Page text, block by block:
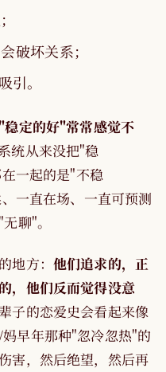
破坏关系；
。
稳定的好"常常感觉不
统从来没把"稳
一起的是"不稳
一直在场、一直可预测
聊"。
地方： 他们追求的，正
，他们反而觉得没意
子的恋爱史会看起来像
早年那种"忽冷忽热"的
害，然后绝望，然后再